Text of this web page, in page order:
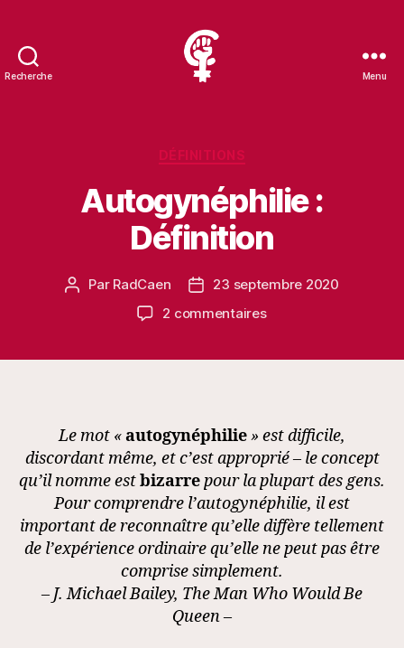
Recherche Menu
Catégories
DÉFINITIONS
Autogynéphilie :
Définition
Auteur
Par RadCaen
Date23 septembre 2020
2 commentairessur
Le mot «autogynéphilie» est difficile,
discordant même, et c’est approprié – le concept
qu’il nomme estbizarrepour la plupart des gens.
Pour comprendre l’autogynéphilie, il est
important de reconnaître qu’elle diffère tellement
de l’expérience ordinaire qu’elle ne peut pas être
comprise simplement.
– J. Michael Bailey, The Man Who Would Be
Queen–